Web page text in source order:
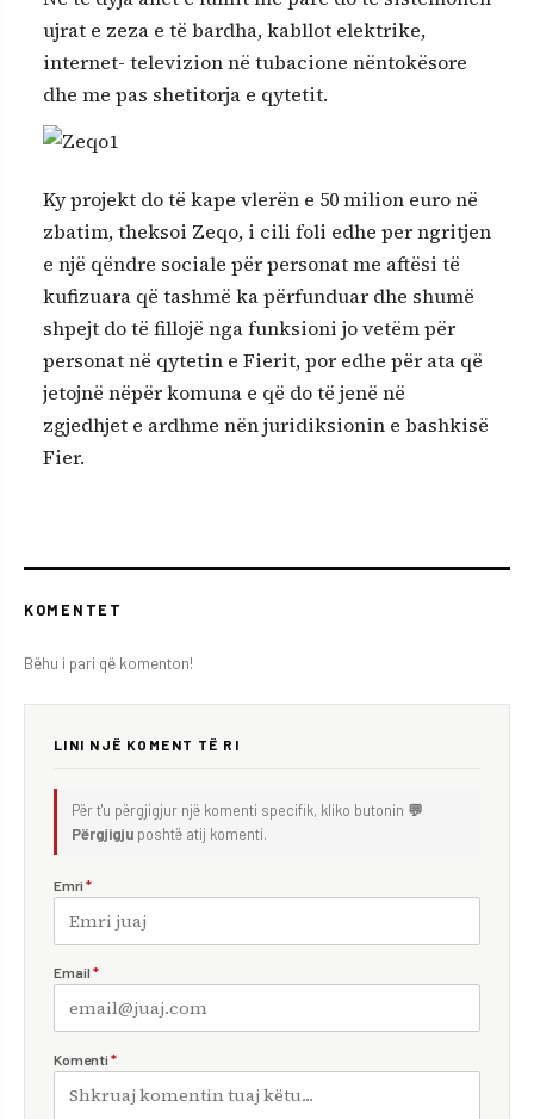
ujrat e zeza e të bardha, kabllot elektrike,
internet- televizion në tubacione nëntokësore
dhe me pas shetitorja e qytetit.
Ky projekt do të kape vlerën e 50 milion euro në
zbatim, theksoi Zeqo, i cili foli edhe per ngritjen
e një qëndre sociale për personat me aftësi të
kufizuara që tashmë ka përfunduar dhe shumë
shpejt do të fillojë nga funksioni jo vetëm për
personat në qytetin e Fierit, por edhe për ata që
jetojnë nëpër komuna e që do të jenë në
zgjedhjet e ardhme nën juridiksionin e bashkisë
Fier.
KOMENTET
Bëhu i pari që komenton!
LINI NJË KOMENT TË RI
Për t'u përgjigjur një komenti specifik, kliko butonin 💬
Përgjigju poshtë atij komenti.
Emri *
Email *
Komenti *